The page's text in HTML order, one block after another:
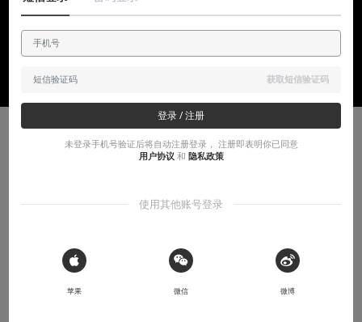
发十四载，以神之名，违逆命运！
WANIVerse
获取短信验证码
登录 / 注册
未登录手机号验证后将自动注册登录， 注册即表明你已同意
用户协议 和 隐私政策
使用其他账号登录
 Sign in with Apple
苹果 微信 微博